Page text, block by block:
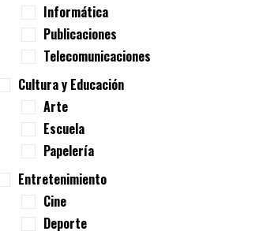
Informática
Publicaciones
Telecomunicaciones
Cultura y Educación
Arte
Escuela
Papelería
Entretenimiento
Cine
Deporte